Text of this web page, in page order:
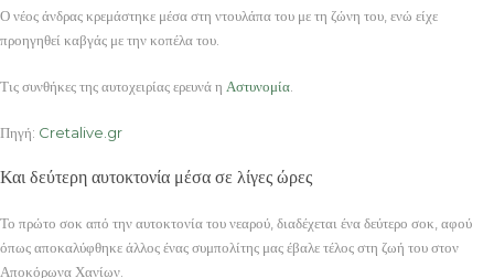
Ο νέος άνδρας κρεμάστηκε μέσα στη ντουλάπα του με τη ζώνη του, ενώ είχε
προηγηθεί καβγάς με την κοπέλα του.
Τις συνθήκες της αυτοχειρίας ερευνά η Αστυνομία
Πηγή: Cretalive.gr
Και δεύτερη αυτοκτονία μέσα σε λίγες ώρες
Το πρώτο σοκ από την αυτοκτονία του νεαρού, διαδέχεται ένα δεύτερο σοκ, αφού
όπως αποκαλύφθηκε άλλος ένας συμπολίτης μας έβαλε τέλος στη ζωή του στον
Αποκόρωνα Χανίων.